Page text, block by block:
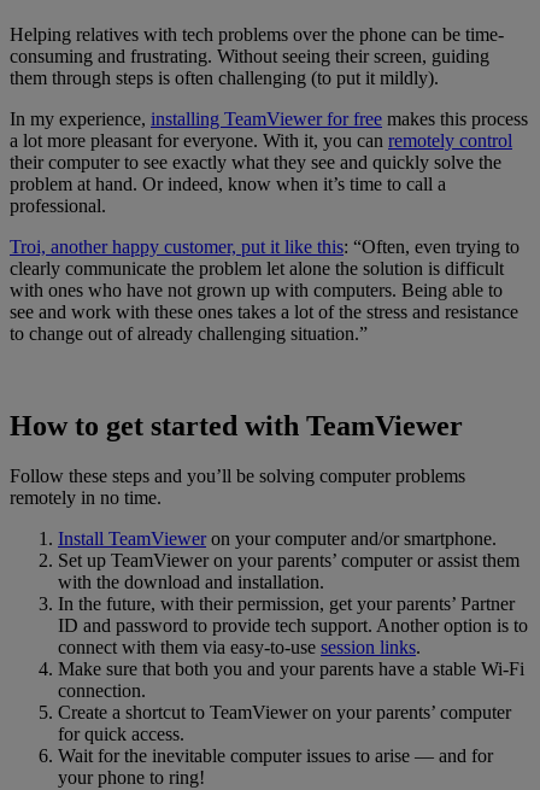
Helping relatives with tech problems over the phone can be time-
consuming and frustrating. Without seeing their screen, guiding
them through steps is often challenging (to put it mildly).
In my experience, installing TeamViewer for free makes this process
a lot more pleasant for everyone. With it, you can remotely control
their computer to see exactly what they see and quickly solve the
problem at hand. Or indeed, know when it’s time to call a
professional.
Troi, another happy customer, put it like this: “Often, even trying to
clearly communicate the problem let alone the solution is difficult
with ones who have not grown up with computers. Being able to
see and work with these ones takes a lot of the stress and resistance
to change out of already challenging situation.”
How to get started with TeamViewer
Follow these steps and you’ll be solving computer problems
remotely in no time.
Install TeamVieweron your computer and/or smartphone.
Set up TeamViewer on your parents’ computer or assist them
with the download and installation.
In the future, with their permission, get your parents’ Partner
ID and password to provide tech support. Another option is to
connect with them via easy-to-use session links.
Make sure that both you and your parents have a stable Wi-Fi
connection.
Create a shortcut to TeamViewer on your parents’ computer
for quick access.
Wait for the inevitable computer issues to arise — and for
your phone to ring!